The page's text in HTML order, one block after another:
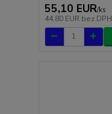
55,10 EUR/ks
44,80 EUR bez DPH